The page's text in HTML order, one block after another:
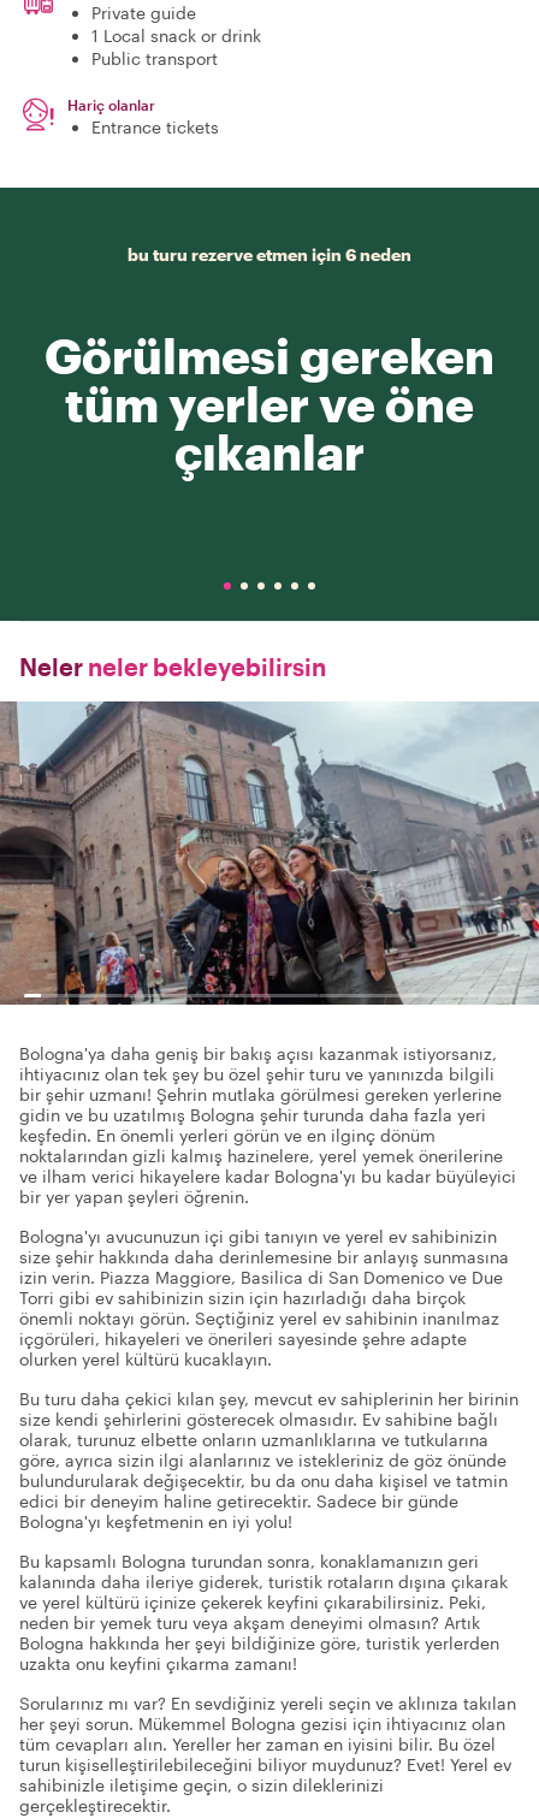
Private guide
1 Local snack or drink
Public transport
Hariç olanlar
Entrance tickets
bu turu rezerve etmen için 6 neden
Görülmesi gereken
tüm yerler ve öne
çıkanlar
Neler neler bekleyebilirsin
Bologna'ya daha geniş bir bakış açısı kazanmak istiyorsanız,
ihtiyacınız olan tek şey bu özel şehir turu ve yanınızda bilgili
bir şehir uzmanı! Şehrin mutlaka görülmesi gereken yerlerine
gidin ve bu uzatılmış Bologna şehir turunda daha fazla yeri
keşfedin. En önemli yerleri görün ve en ilginç dönüm
noktalarından gizli kalmış hazinelere, yerel yemek önerilerine
ve ilham verici hikayelere kadar Bologna'yı bu kadar büyüleyici
bir yer yapan şeyleri öğrenin.
Bologna'yı avucunuzun içi gibi tanıyın ve yerel ev sahibinizin
size şehir hakkında daha derinlemesine bir anlayış sunmasına
izin verin. Piazza Maggiore, Basilica di San Domenico ve Due
Torri gibi ev sahibinizin sizin için hazırladığı daha birçok
önemli noktayı görün. Seçtiğiniz yerel ev sahibinin inanılmaz
içgörüleri, hikayeleri ve önerileri sayesinde şehre adapte
olurken yerel kültürü kucaklayın.
Bu turu daha çekici kılan şey, mevcut ev sahiplerinin her birinin
size kendi şehirlerini gösterecek olmasıdır. Ev sahibine bağlı
olarak, turunuz elbette onların uzmanlıklarına ve tutkularına
göre, ayrıca sizin ilgi alanlarınız ve istekleriniz de göz önünde
bulundurularak değişecektir, bu da onu daha kişisel ve tatmin
edici bir deneyim haline getirecektir. Sadece bir günde
Bologna'yı keşfetmenin en iyi yolu!
Bu kapsamlı Bologna turundan sonra, konaklamanızın geri
kalanında daha ileriye giderek, turistik rotaların dışına çıkarak
ve yerel kültürü içinize çekerek keyfini çıkarabilirsiniz. Peki,
neden bir yemek turu veya akşam deneyimi olmasın? Artık
Bologna hakkında her şeyi bildiğinize göre, turistik yerlerden
uzakta onu keyfini çıkarma zamanı!
Sorularınız mı var? En sevdiğiniz yereli seçin ve aklınıza takılan
her şeyi sorun. Mükemmel Bologna gezisi için ihtiyacınız olan
tüm cevapları alın. Yereller her zaman en iyisini bilir. Bu özel
turun kişiselleştirilebileceğini biliyor muydunuz? Evet! Yerel ev
sahibinizle iletişime geçin, o sizin dileklerinizi
gerçekleştirecektir.